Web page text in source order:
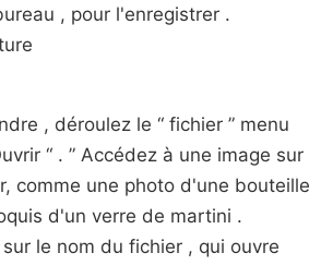
, pour l'enregistrer .
, déroulez le “ fichier ” menu
“ . ” Accédez à une image sur
comme une photo d'une bouteille
d'un verre de martini .
le nom du fichier , qui ouvre